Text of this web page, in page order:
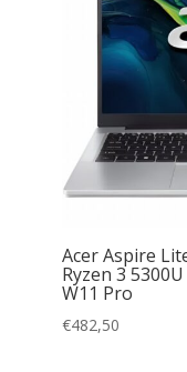
Acer Aspire
Ryzen 3
W11 Pro
€482,50